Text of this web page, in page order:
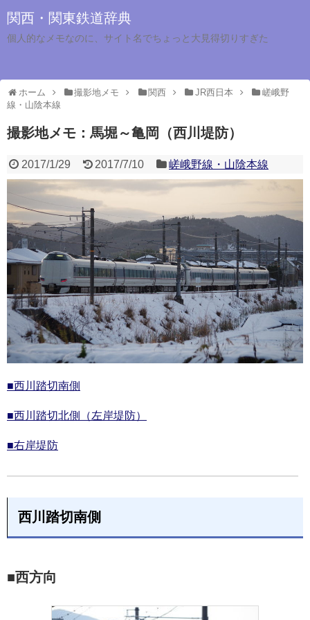
関西・関東鉄道辞典
個人的なメモなのに、サイト名でちょっと大見得切りすぎた
ホーム 撮影地メモ 関西 JR西日本
嵯峨野
線・山陰本線
撮影地メモ：馬堀～亀岡（西川堤防）
2017/1/29 2017/7/10 嵯峨野線・山陰本線
■西川踏切南側
■西川踏切北側（左岸堤防）
■右岸堤防
西川踏切南側
■西方向